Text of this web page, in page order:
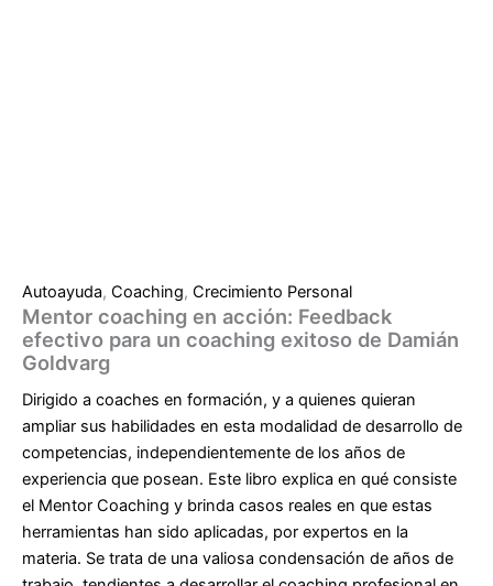
Autoayuda, Coaching, Crecimiento Personal
Mentor coaching en acción: Feedback
efectivo para un coaching exitoso de Damián
Goldvarg
Dirigido a coaches en formación, y a quienes quieran
ampliar sus habilidades en esta modalidad de desarrollo de
competencias, independientemente de los años de
experiencia que posean. Este libro explica en qué consiste
el Mentor Coaching y brinda casos reales en que estas
herramientas han sido aplicadas, por expertos en la
materia. Se trata de una valiosa condensación de años de